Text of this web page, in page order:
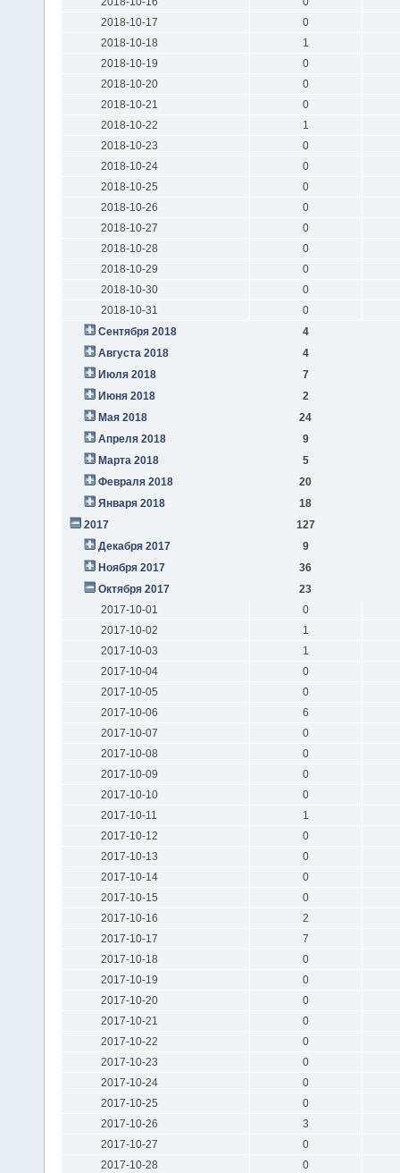
2018-10-17
0
2018-10-18
1
2018-10-19
0
2018-10-20
0
2018-10-21
0
2018-10-22
1
2018-10-23
0
2018-10-24
0
2018-10-25
0
2018-10-26
0
2018-10-27
0
2018-10-28
0
2018-10-29
0
2018-10-30
0
2018-10-31
0
Сентября 2018
4
Августа 2018
4
Июля 2018
7
Июня 2018
2
Мая 2018
24
Апреля 2018
9
Марта 2018
5
Февраля 2018
20
Января 2018
18
2017
127
Декабря 2017
9
Ноября 2017
36
Октября 2017
23
2017-10-01
0
2017-10-02
1
2017-10-03
1
2017-10-04
0
2017-10-05
0
2017-10-06
6
2017-10-07
0
2017-10-08
0
2017-10-09
0
2017-10-10
0
2017-10-11
1
2017-10-12
0
2017-10-13
0
2017-10-14
0
2017-10-15
0
2017-10-16
2
2017-10-17
7
2017-10-18
0
2017-10-19
0
2017-10-20
0
2017-10-21
0
2017-10-22
0
2017-10-23
0
2017-10-24
0
2017-10-25
0
2017-10-26
3
2017-10-27
0
2017-10-28
0